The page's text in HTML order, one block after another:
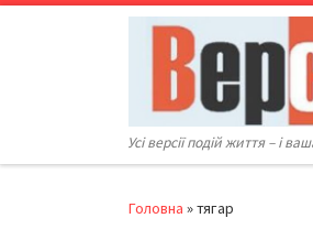
Перейти до вмісту
Усі версії подій життя – і
Головна »тягар